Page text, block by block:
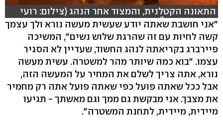
התאונה הקטלנית, והמצוד אחר הנהג (צילום: רועי
עידן וחגי דקל)
"אני חושבת שאתה יודע שעשית מעשה נורא ולך עצמך
קשה לחיות עם זה שהרגת שלוש נשים", המשיכה
פיירברג בקריאתה לנהג החשוד, שעדיין לא הסגיר
עצמו. "בוא כמה שיותר מהר למשטרה. עשית מעשה
נורא, אתה צריך לשלם את המחיר על המעשה הזה,
אבל ככל שאתה פועל כפי שאתה פועל אתה רק מחמיר
את מצבך. אני מבקשת גם ממך וגם מאשתך - תגיעו
מיידית, מיידית, לתחנת המשטרה".